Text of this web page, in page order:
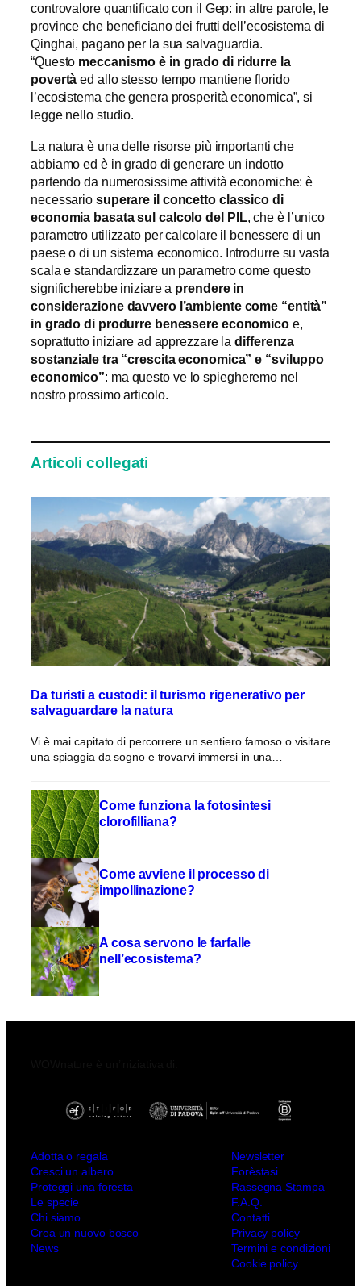
controvalore quantificato con il Gep: in altre parole, le
province che beneficiano dei frutti dell’ecosistema di
Qinghai, pagano per la sua salvaguardia.
“Questo meccanismo è in grado di ridurre la
povertà ed allo stesso tempo mantiene florido
l’ecosistema che genera prosperità economica”, si
legge nello studio.
La natura è una delle risorse più importanti che
abbiamo ed è in grado di generare un indotto
partendo da numerosissime attività economiche: è
necessario superare il concetto classico di
economia basata sul calcolo del PIL
, che è l’unico
parametro utilizzato per calcolare il benessere di un
paese o di un sistema economico. Introdurre su vasta
scala e standardizzare un parametro come questo
significherebbe iniziare a prendere in
considerazione davvero l’ambiente come “entità”
in grado di produrre benessere economico e,
soprattutto iniziare ad apprezzare ladifferenza
sostanziale tra “crescita economica” e “sviluppo
economico”: ma questo ve lo spiegheremo nel
nostro prossimo articolo.
Articoli collegati
Da turisti a custodi: il turismo rigenerativo per
salvaguardare la natura
Vi è mai capitato di percorrere un sentiero famoso o visitare
una spiaggia da sogno e trovarvi immersi in una…
Come funziona la fotosintesi
clorofilliana?
Come avviene il processo di
impollinazione?
A cosa servono le farfalle
nell’ecosistema?
Adotta o regala
Cresci un albero
Proteggi una foresta
Le specie
Chi siamo
Crea un nuovo bosco
News
Newsletter
Forèstasi
Rassegna Stampa
F.A.Q.
Contatti
Privacy policy
Termini e condizioni
Cookie policy